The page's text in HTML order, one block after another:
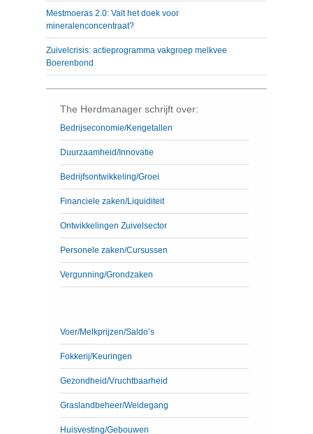
Mestmoeras 2.0: Valt het doek voor
mineralenconcentraat?
Zuivelcrisis: actieprogramma vakgroep melkvee
Boerenbond
The Herdmanager schrijft over:
Bedrijseconomie/Kengetallen
Duurzaamheid/Innovatie
Bedrijfsontwikkeling/Groei
Financiele zaken/Liquiditeit
Ontwikkelingen Zuivelsector
Personele zaken/Cursussen
Vergunning/Grondzaken
Voer/Melkprijzen/Saldo’s
Fokkerij/Keuringen
Gezondheid/Vruchtbaarheid
Graslandbeheer/Weidegang
Huisvesting/Gebouwen